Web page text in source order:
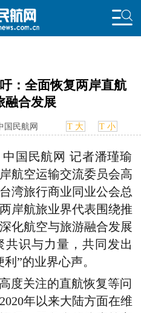
内 国际
专题 舆情
：全面恢复两岸直航
融合发展
国民航网 T 大 T 小
中国民航网 记者潘瑾瑜
航空运输交流委员会高
湾旅行商业同业公会总
岸航旅业界代表围绕推
化航空与旅游融合发展
识与力量，共同发出
”的业界心声。
度关注的直航恢复等问
年以来大陆方面在维